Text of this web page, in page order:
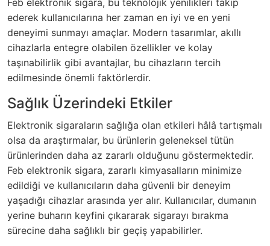
ederek kullanıcılarına her zaman en iyi ve en yeni
deneyimi sunmayı amaçlar. Modern tasarımlar, akıllı
cihazlarla entegre olabilen özellikler ve kolay
taşınabilirlik gibi avantajlar, bu cihazların tercih
edilmesinde önemli faktörlerdir.
Sağlık Üzerindeki Etkiler
Elektronik sigaraların sağlığa olan etkileri hâlâ tartışmalı
olsa da araştırmalar, bu ürünlerin geleneksel tütün
ürünlerinden daha az zararlı olduğunu göstermektedir.
Feb elektronik sigara, zararlı kimyasalların minimize
edildiği ve kullanıcıların daha güvenli bir deneyim
yaşadığı cihazlar arasında yer alır. Kullanıcılar, dumanın
yerine buharın keyfini çıkararak sigarayı bırakma
sürecine daha sağlıklı bir geçiş yapabilirler.